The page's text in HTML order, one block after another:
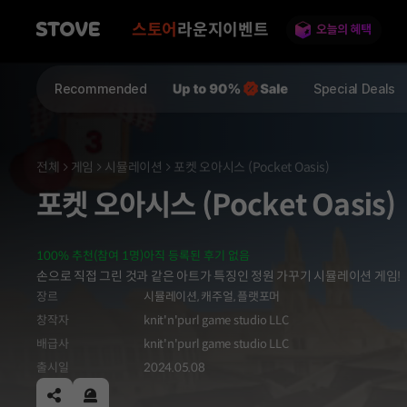
스토어 라운지 이벤트
Recommended Special Deals
전체 게임 시뮬레이션 포켓 오아시스 (Pocket Oasis)
포켓 오아시스 (Pocket Oasis)
100% 추천(참여 1명)아직 등록된 후기 없음
손으로 직접 그린 것과 같은 아트가 특징인 정원 가꾸기 시뮬레이션 게임!
장르 시뮬레이션,캐주얼,플랫포머
창작자
knit'n'purl game studio LLC
배급사
knit'n'purl game studio LLC
출시일
2024.05.08
공유하기신고하기